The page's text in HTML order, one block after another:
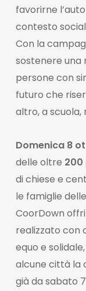
favorirne
contesto
Con la
sostenere una
persone con
futuro che
altro, a scuola,
Domenica 8
delle oltre 200
di chiese e
le famiglie
CoorDown
realizzato con
equo e
alcune città la
già da sabato